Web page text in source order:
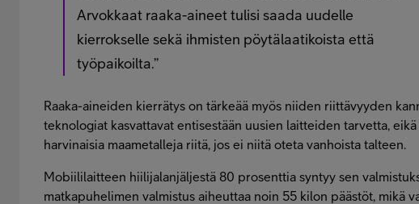
Arvokkaat raaka-aineet tulisi saada uudelle
kierrokselle sekä ihmisten pöytälaatikoista että
työpaikoilta.”
Raaka-aineiden kierrätys on tärkeää myös niiden riittävyyden
teknologiat kasvattavat entisestään uusien laitteiden tarvetta,
harvinaisia maametalleja riitä, jos ei niitä oteta vanhoista talteen.
Mobiililaitteen hiilijalanjäljestä 80 prosenttia syntyy sen
matkapuhelimen valmistus aiheuttaa noin 55 kilon päästöt, mikä